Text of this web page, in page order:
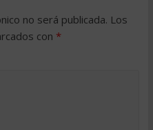
no será publicada. Los
con *